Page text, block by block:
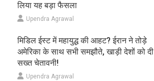
लिया यह बड़ा फैसला
Upendra Agrawal
मिडिल ईस्ट में महायुद्ध की आहट? ईरान ने तोड़े
अमेरिका के साथ सभी समझौते, खाड़ी देशों को दी
सख्त चेतावनी!
Upendra Agrawal